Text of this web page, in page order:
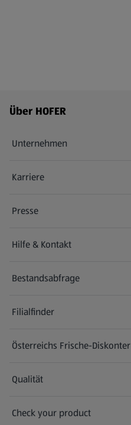
Fußzeilenmenü - weitere Links
Über HOFER
Unternehmen
Karriere
(öffnet in einem neuen Tab)
Presse
Hilfe & Kontakt
(öffnet in einem neuen Tab)
Bestandsabfrage
(öffnet in einem neuen Tab)
Filialfinder
Österreichs Frische-Diskonter
Qualität
Check your product
(öffnet in einem neuen Tab)